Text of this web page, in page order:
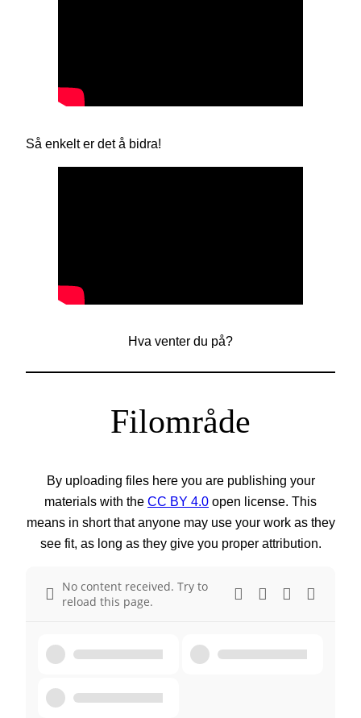
Så enkelt er det å bidra!
Hva venter du på?
Filområde
By uploading files here you are publishing your
materials with the CC BY 4.0 open license. This
means in short that anyone may use your work as they
see fit, as long as they give you proper attribution.
No content received. Try to
reload this page.